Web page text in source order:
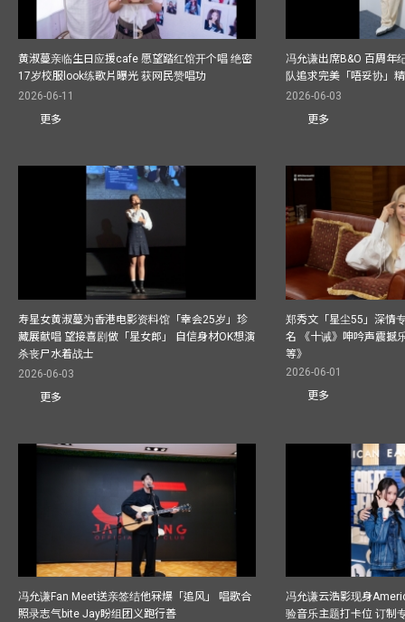
黄淑蔓亲临生日应援cafe 愿望踏红馆开个唱 绝密
17岁校服look练歌片曝光 获网民赞唱功
2026-06-11
更多
冯允谦出席B&O 百周年
队追求完美「唔妥协」
2026-06-03
更多
寿星女黄淑蔓为香港电影资料馆「幸会25岁」珍
藏展献唱 望接喜剧做「星女郎」 自信身材OK想演
杀丧尸水着战士
2026-06-03
更多
郑秀文「星尘55」深情
名 《十诫》呻吟声震撼
等》
2026-06-01
更多
冯允谦Fan Meet送亲签结他冧爆「追风」 唱歌合
照录志气bite Jay盼组团义跑行善
冯允谦云浩影现身
验音乐主题打卡位 订制